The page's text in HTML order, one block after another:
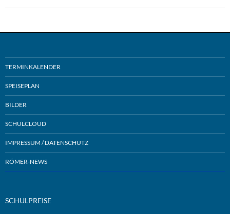
TERMINKALENDER
SPEISEPLAN
BILDER
SCHULCLOUD
IMPRESSUM / DATENSCHUTZ
RÖMER-NEWS
SCHULPREISE